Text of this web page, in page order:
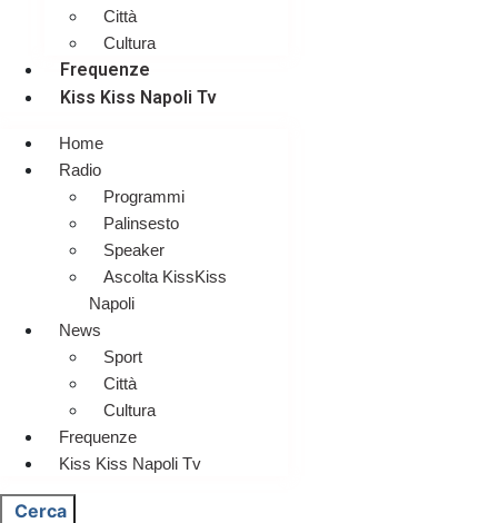
Città
Cultura
Frequenze
Kiss Kiss Napoli Tv
Home
Radio
Programmi
Palinsesto
Speaker
Ascolta KissKiss
Napoli
News
Sport
Città
Cultura
Frequenze
Kiss Kiss Napoli Tv
Cerca